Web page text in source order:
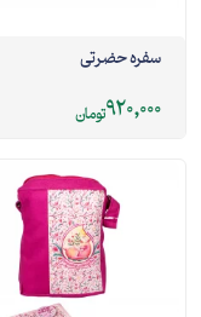
سفره حضرتی
920,000تومان